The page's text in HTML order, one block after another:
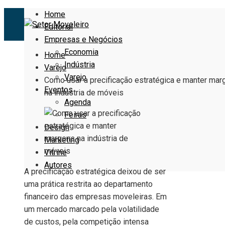
Home
Editorial
Empresas e Negócios
Economia
Indústria
Varejo
Eventos
Agenda
Feiras
Design
Marketing
Vitrine
Autores
Home
Varejo
Como usar a precificação estratégica e manter
na indústria de móveis
A precificação estratégica deixou de ser
uma prática restrita ao departamento
financeiro das empresas moveleiras. Em
um mercado marcado pela volatilidade
de custos, pela competição intensa